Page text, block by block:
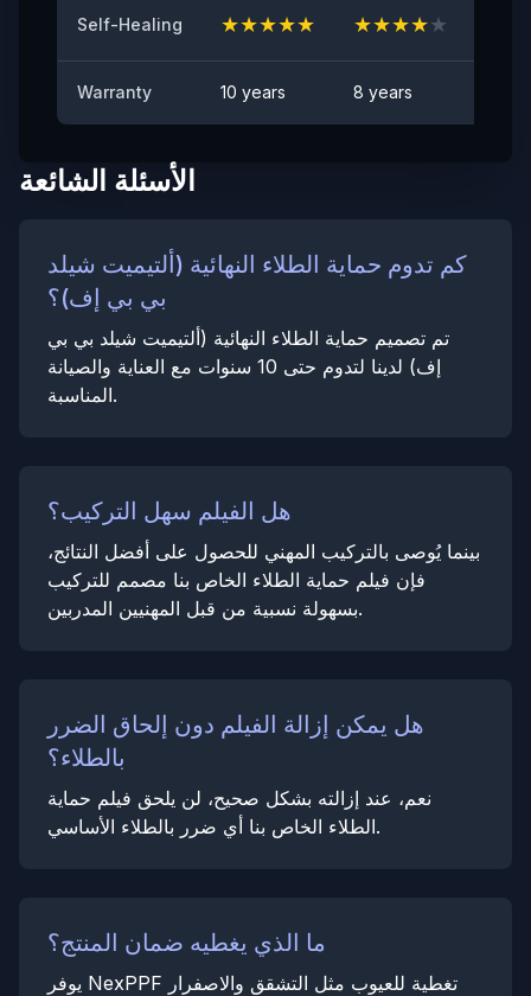
لا توجد بقع مرئية
Self-Healing ★★★★★ ★★★★★
Warranty 10 years 8 years
الأسئلة الشائعة
كم تدوم حماية الطلاء النهائية (ألتيميت شيلد
بي بي إف)؟
تم تصميم حماية الطلاء النهائية (ألتيميت شيلد بي بي
إف) لدينا لتدوم حتى 10 سنوات مع العناية والصيانة
المناسبة.
هل الفيلم سهل التركيب؟
بينما يُوصى بالتركيب المهني للحصول على أفضل النتائج،
فإن فيلم حماية الطلاء الخاص بنا مصمم للتركيب
بسهولة نسبية من قبل المهنيين المدربين.
هل يمكن إزالة الفيلم دون إلحاق الضرر
بالطلاء؟
نعم، عند إزالته بشكل صحيح، لن يلحق فيلم حماية
الطلاء الخاص بنا أي ضرر بالطلاء الأساسي.
ما الذي يغطيه ضمان المنتج؟
يوفر NexPPF تغطية للعيوب مثل التشقق والاصفرار